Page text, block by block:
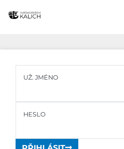
UŽ. JMÉNO
HESLO